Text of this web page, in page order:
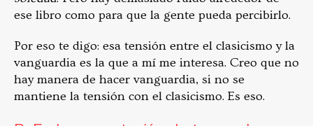
ese libro como para que la gente pueda percibirlo.
Por eso te digo: esa tensión entre el clasicismo y la
vanguardia es la que a mí me interesa. Creo que no
hay manera de hacer vanguardia, si no se
mantiene la tensión con el clasicismo. Es eso.